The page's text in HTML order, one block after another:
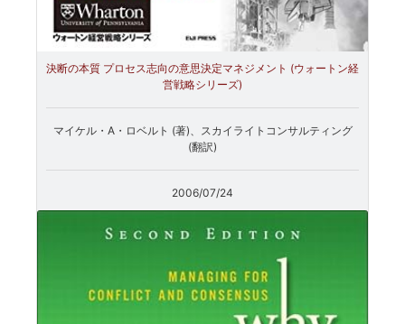
決断の本質 プロセス志向の意思決定マネジメント (ウォートン経
営戦略シリーズ)
マイケル・A・ロベルト (著)、スカイライトコンサルティング
(翻訳)
2006/07/24